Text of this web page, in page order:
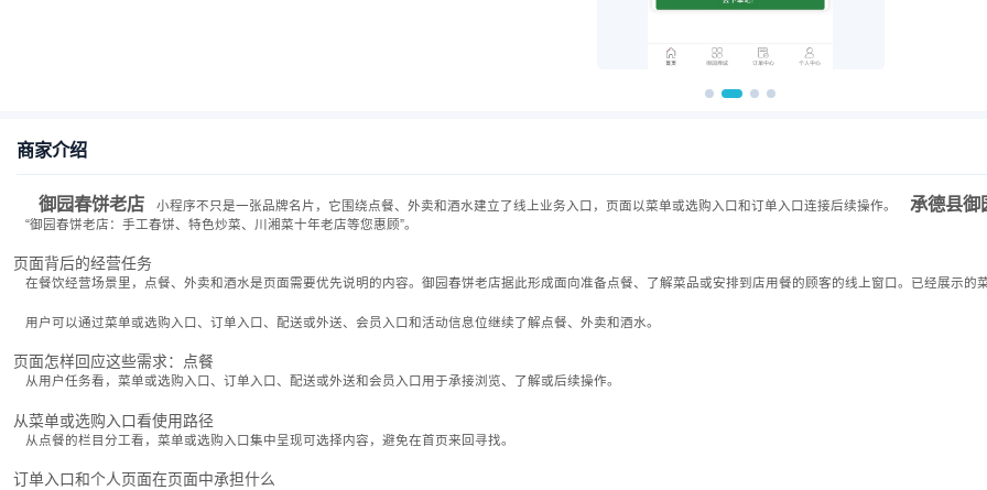
商家介绍
御园春饼老店 小程序不只是一张品牌名片，它围绕点餐、外卖和酒水建立了线上业务入口，页面以菜单或选购入口和订单入口连接后续操作。 承德县御
“御园春饼老店：手工春饼、特色炒菜、川湘菜十年老店等您惠顾”。
页面背后的经营任务
在餐饮经营场景里，点餐、外卖和酒水是页面需要优先说明的内容。御园春饼老店据此形成面向准备点餐、了解菜品或安排到店用餐的顾客的线上窗口。已经展示的
用户可以通过菜单或选购入口、订单入口、配送或外送、会员入口和活动信息位继续了解点餐、外卖和酒水。
页面怎样回应这些需求：点餐
从用户任务看，菜单或选购入口、订单入口、配送或外送和会员入口用于承接浏览、了解或后续操作。
从菜单或选购入口看使用路径
从点餐的栏目分工看，菜单或选购入口集中呈现可选择内容，避免在首页来回寻找。
订单入口和个人页面在页面中承担什么